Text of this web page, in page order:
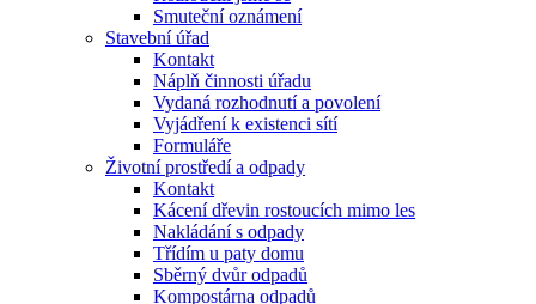
Smuteční oznámení
Stavební úřad
Kontakt
Náplň činnosti úřadu
Vydaná rozhodnutí a povolení
Vyjádření k existenci sítí
Formuláře
Životní prostředí a odpady
Kontakt
Kácení dřevin rostoucích mimo les
Nakládání s odpady
Třídím u paty domu
Sběrný dvůr odpadů
Kompostárna odpadů